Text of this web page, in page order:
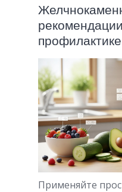
профилактике
Применяйте